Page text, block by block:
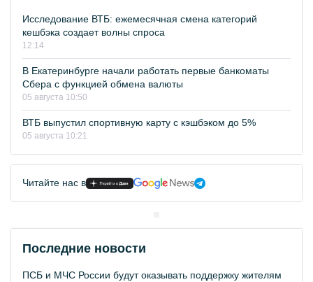
Исследование ВТБ: ежемесячная смена категорий
кешбэка создает волны спроса
12:14
В Екатеринбурге начали работать первые банкоматы
Сбера с функцией обмена валюты
05 августа 10:50
ВТБ выпустил спортивную карту с кэшбэком до 5%
05 августа 10:21
Читайте нас в
Последние новости
ПСБ и МЧС России будут оказывать поддержку жителям